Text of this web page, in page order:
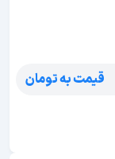
قیمت به تومان